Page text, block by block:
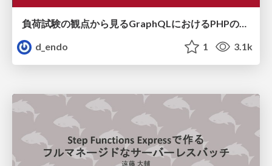
負荷試験の観点から見るGraphQLにおけるPHPのコードチューニング
d_endo
1 3.1k